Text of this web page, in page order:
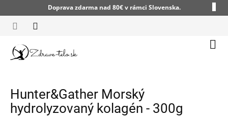
na
obsah
Doprava zdarma nad 80€ v rámci Slovenska.
Hunter&Gather Morský
hydrolyzovaný kolagén - 300g